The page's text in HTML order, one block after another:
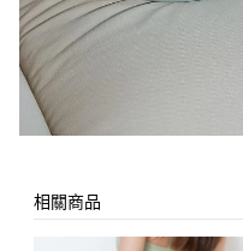
相關商品